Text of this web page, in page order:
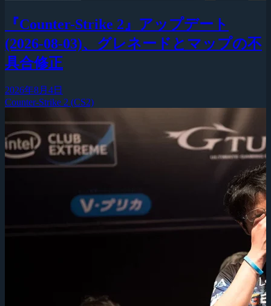
『Counter-Strike 2』アップデート
(2026-08-03)、グレネードとマップの不
具合修正
2026年8月4日
Counter-Strike 2 (CS2)